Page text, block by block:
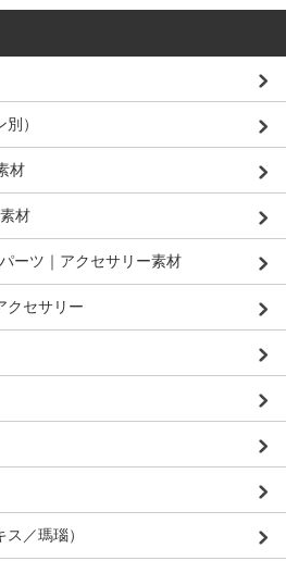
）
材
材
ーツ｜アクセサリー素材
クセサリー
／瑪瑙）